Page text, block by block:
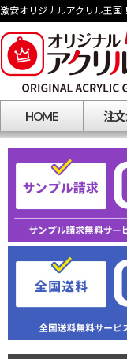
激安オリジナルアクリル王
HOME 注